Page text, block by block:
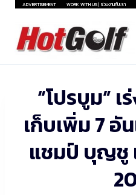
Skip
content
ADVERTISEMENT WORK WITH US | ร่วมงานกับเรา
“โปรบูม” เ
เก็บเพิ่ม 7 อั
แชมป์ บุญชู